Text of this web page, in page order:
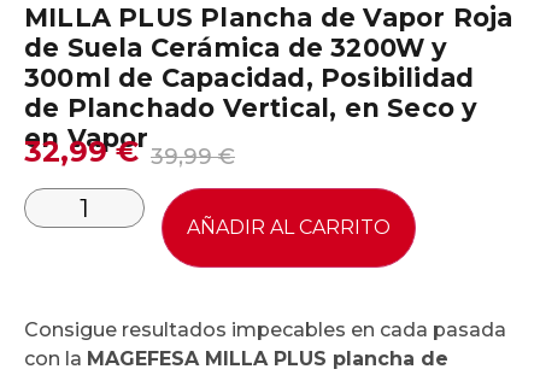
MILLA PLUS Plancha de Vapor Roja
de Suela Cerámica de 3200W y
300ml de Capacidad, Posibilidad
de Planchado Vertical, en Seco y
en Vapor
39,99€
32,99€
AÑADIR AL CARRITO
Consigue resultados impecables en cada pasada
con la MAGEFESA MILLA PLUS plancha de